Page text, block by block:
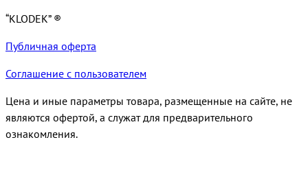
“KLODEK” ®
Публичная оферта
Соглашение с пользователем
Цена и иные параметры товара, размещенные на сайте, не
являются офертой, а служат для предварительного
ознакомления.